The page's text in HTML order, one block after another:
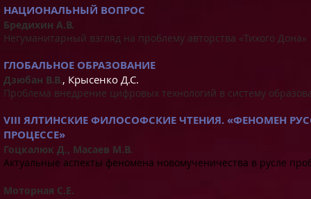
НАЦИОНАЛЬНЫЙ ВОПРОС
Бредихин А.В.
Негуманитарный взгляд на проблему авторства «Тихого Дона»
ГЛОБАЛЬНОЕ ОБРАЗОВАНИЕ
Дзюбан В.В., Крысенко Д.С.
Проблема внедрение цифровых технологий в систему
VIII ЯЛТИНСКИЕ ФИЛОСОФСКИЕ ЧТЕНИЯ. «ФЕНОМЕН
ПРОЦЕССЕ»
Гоцкалюк Д., Масаев М.В.
Актуальные аспекты феномена новомученичества в русле
Моторная С.Е.